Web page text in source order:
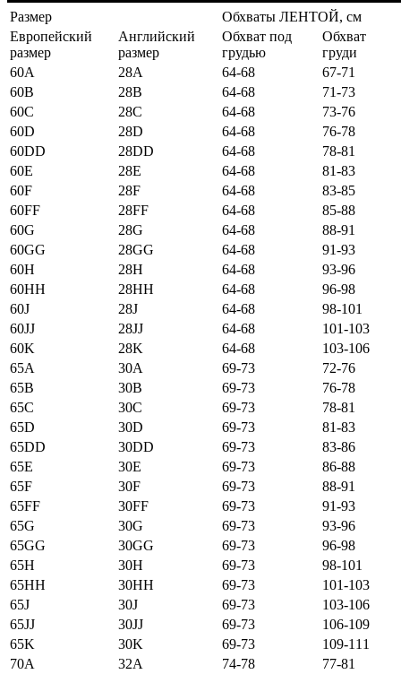
Размер
Обхваты ЛЕНТОЙ, см
Европейский
размер
Английский
размер
Обхват под
грудью
Обхват
груди
60А
28А 64-68
67-71
60B
28B 64-68
71-73
60C
28C 64-68
73-76
60D
28D 64-68
76-78
60DD
28DD 64-68
78-81
60E
28E 64-68
81-83
60F
28F 64-68
83-85
60FF
28FF 64-68
85-88
60G
28G 64-68
88-91
60GG
28GG 64-68
91-93
60H
28H 64-68
93-96
60HH
28HH 64-68
96-98
60J
28J 64-68
98-101
60JJ
28JJ 64-68
101-103
60K
28K 64-68
103-106
65А
30А 69-73
72-76
65B
30B 69-73
76-78
65C
30C 69-73
78-81
65D
30D 69-73
81-83
65DD
30DD 69-73
83-86
65E
30E 69-73
86-88
65F
30F 69-73
88-91
65FF
30FF 69-73
91-93
65G
30G 69-73
93-96
65GG
30GG 69-73
96-98
65H
30H 69-73
98-101
65HH
30HH 69-73
101-103
65J
30J 69-73
103-106
65JJ
30JJ 69-73
106-109
65K
30K 69-73
109-111
70А
32А 74-78
77-81